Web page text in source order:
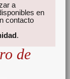
a
en
contacto
.
de